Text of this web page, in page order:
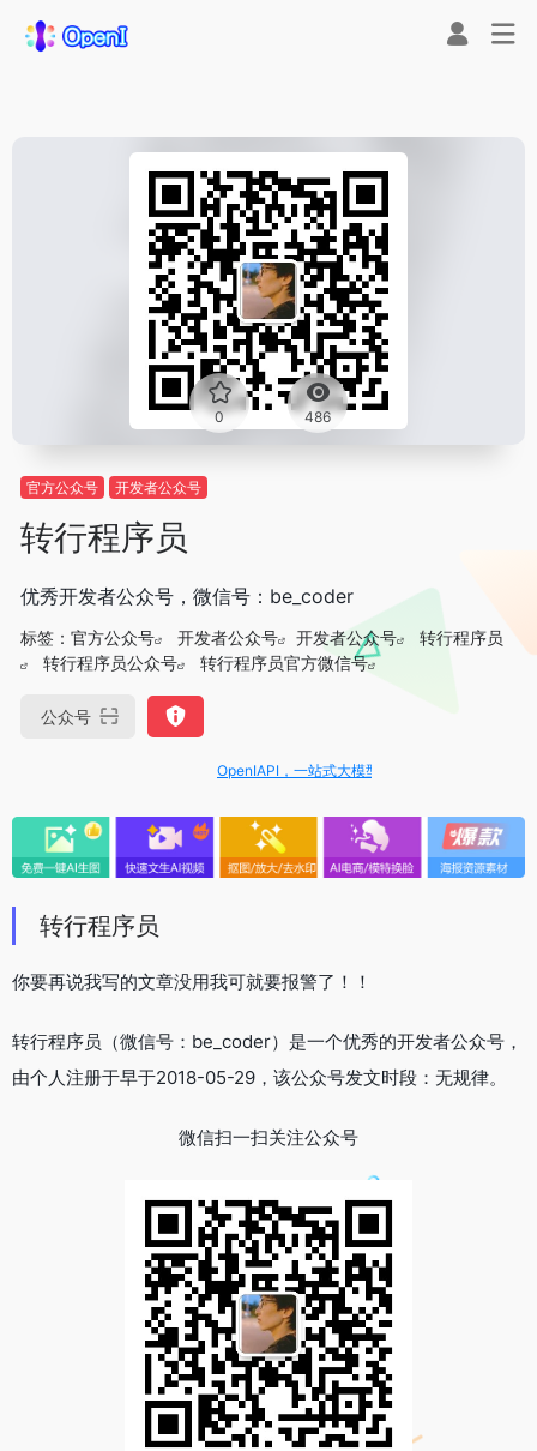
0 486
官方公众号 开发者公众号
转行程序员
优秀开发者公众号，微信号：be_coder
标签： 官方公众号 开发者公众号 开发者公众号
转行程序员
转行程序员公众号
转行程序员官方微信号
公众号
OpenIAPI，一站式大模型API聚合平台
转行程序员
你要再说我写的文章没用我可就要报警了！！
转行程序员（微信号：be_coder）是一个优秀的开发者公众号，
由个人注册于早于2018-05-29，该公众号发文时段：无规律。
微信扫一扫关注公众号